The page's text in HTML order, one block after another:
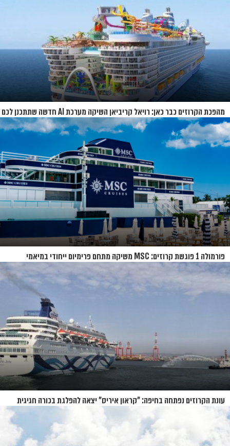
מהפכת הקרוזים כבר כאן: רויאל קריביאן השיקה מערכת AI חדשה שתתכנן לכם
את כל ההפלגה
פורמולה 1 פוגשת קרוזים: MSC משיקה מתחם פרימיום ייחודי במיאמי
עונת הקרוזים נפתחה בחיפה: "קראון איריס" יצאה להפלגת בכורה חגיגית